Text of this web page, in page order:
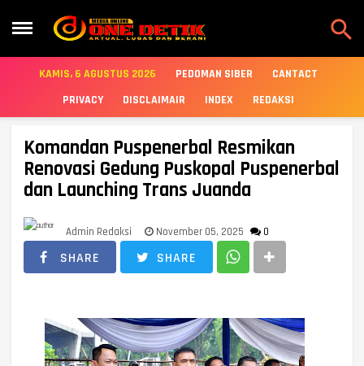

KAMIS, 6 AGUSTUS 2026 PEDOMAN SIBER
CANTACT
PRIVACY
DISCLAIMAIR INDEX REDAKSI
Komandan Puspenerbal Resmikan
Renovasi Gedung Puskopal Puspenerbal
dan Launching Trans Juanda
Admin Redaksi November 05, 2025 0
SHARE SHARE